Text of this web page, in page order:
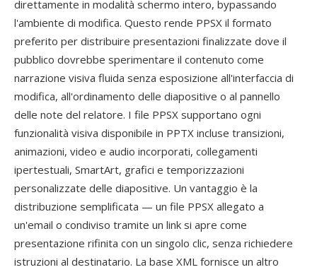
direttamente in modalità schermo intero, bypassando
l'ambiente di modifica. Questo rende PPSX il formato
preferito per distribuire presentazioni finalizzate dove il
pubblico dovrebbe sperimentare il contenuto come
narrazione visiva fluida senza esposizione all'interfaccia di
modifica, all'ordinamento delle diapositive o al pannello
delle note del relatore. I file PPSX supportano ogni
funzionalità visiva disponibile in PPTX incluse transizioni,
animazioni, video e audio incorporati, collegamenti
ipertestuali, SmartArt, grafici e temporizzazioni
personalizzate delle diapositive. Un vantaggio è la
distribuzione semplificata — un file PPSX allegato a
un'email o condiviso tramite un link si apre come
presentazione rifinita con un singolo clic, senza richiedere
istruzioni al destinatario. La base XML fornisce un altro